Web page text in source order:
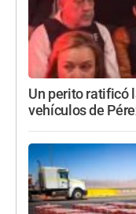
Un perito ratificó
vehículos de